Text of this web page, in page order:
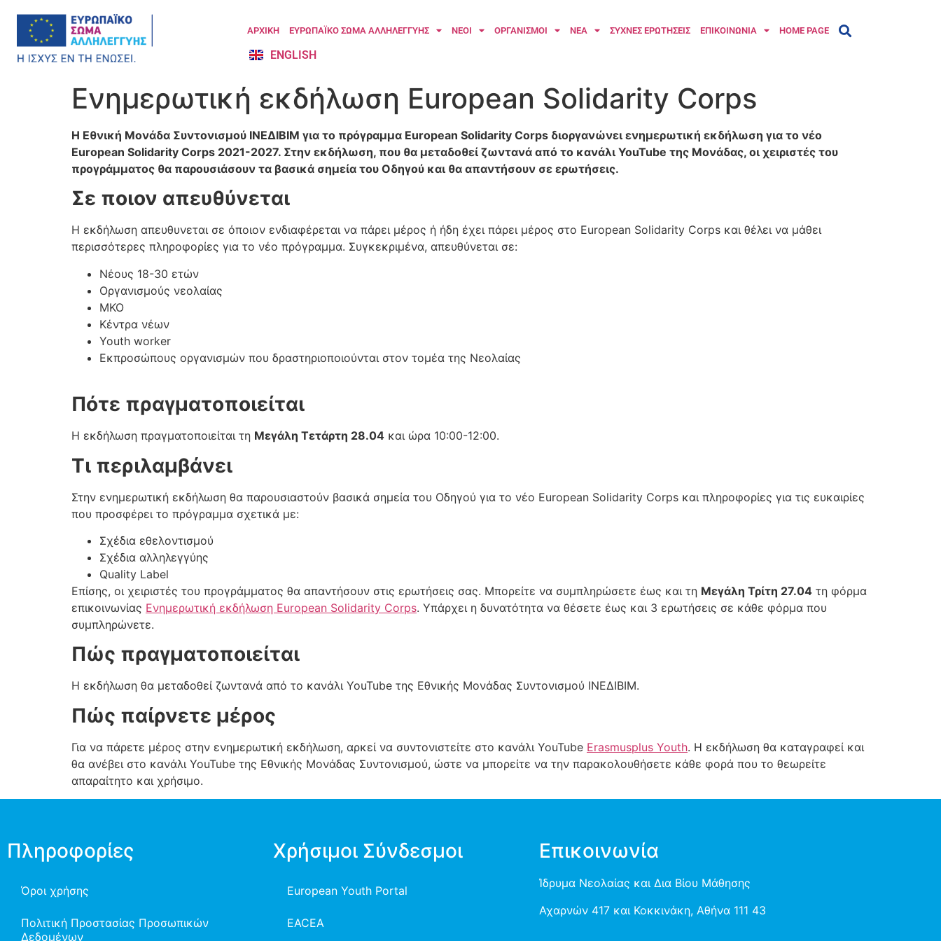
ΑΡΧΙΚΗ ΕΥΡΩΠΑΪΚΟ ΣΩΜΑ ΑΛΛΗΛΕΓΓΥΗΣ ΝΕΟΙ ΟΡΓΑΝΙΣΜΟΙ ΝΕΑ ΣΥΧΝΕΣ ΕΡΩΤΗΣΕΙΣ ΕΠΙΚΟΙΝΩΝΙΑ HOME PAGE
ENGLISH
Ενημερωτική εκδήλωση European Solidarity Corps
Η Εθνική Μονάδα Συντονισμού ΙΝΕΔΙΒΙΜ για το πρόγραμμα European Solidarity Corps διοργανώνει ενημερωτική εκδήλωση για το νέο
European Solidarity Corps 2021-2027. Στην εκδήλωση, που θα μεταδοθεί ζωντανά από το κανάλι YouTube της Μονάδας, οι χειριστές του
προγράμματος θα παρουσιάσουν τα βασικά σημεία του Οδηγού και θα απαντήσουν σε ερωτήσεις.
Σε ποιον απευθύνεται
Η εκδήλωση απευθυνεται σε όποιον ενδιαφέρεται να πάρει μέρος ή ήδη έχει πάρει μέρος στο European Solidarity Corps και θέλει να μάθει
περισσότερες πληροφορίες για το νέο πρόγραμμα. Συγκεκριμένα, απευθύνεται σε:
Νέους 18-30 ετών
Οργανισμούς νεολαίας
ΜΚΟ
Κέντρα νέων
Youth worker
Εκπροσώπους οργανισμών που δραστηριοποιούνται στον τομέα της Νεολαίας
Πότε πραγματοποιείται
Η εκδήλωση πραγματοποιείται τη Μεγάλη Τετάρτη 28.04 και ώρα 10:00-12:00.
Τι περιλαμβάνει
Στην ενημερωτική εκδήλωση θα παρουσιαστούν βασικά σημεία του Οδηγού για το νέο European Solidarity Corps και πληροφορίες για τις ευκαιρίες
που προσφέρει το πρόγραμμα σχετικά με:
Σχέδια εθελοντισμού
Σχέδια αλληλεγγύης
Quality Label
Επίσης, οι χειριστές του προγράμματος θα απαντήσουν στις ερωτήσεις σας. Μπορείτε να συμπληρώσετε έως και τη Μεγάλη Τρίτη 27.04 τη φόρμα
επικοινωνίας Ενημερωτική εκδήλωση European Solidarity Corps. Υπάρχει η δυνατότητα να θέσετε έως και 3 ερωτήσεις σε κάθε φόρμα που
συμπληρώνετε.
Πώς πραγματοποιείται
Η εκδήλωση θα μεταδοθεί ζωντανά από το κανάλι YouTube της Εθνικής Μονάδας Συντονισμού ΙΝΕΔΙΒΙΜ.
Πώς παίρνετε μέρος
Για να πάρετε μέρος στην ενημερωτική εκδήλωση, αρκεί να συντονιστείτε στο κανάλι YouTube Erasmusplus Youth. Η εκδήλωση θα καταγραφεί και
θα ανέβει στο κανάλι YouTube της Εθνικής Μονάδας Συντονισμού, ώστε να μπορείτε να την παρακολουθήσετε κάθε φορά που το θεωρείτε
απαραίτητο και χρήσιμο.
Πληροφορίες
Όροι χρήσης
Πολιτική Προστασίας Προσωπικών
Δεδομένων
Χρήσιμοι Σύνδεσμοι
European Youth Portal
EACEA
Επικοινωνία
Ίδρυμα Νεολαίας και Δια Βίου Μάθησης
Αχαρνών 417 και Κοκκινάκη, Αθήνα 111 43